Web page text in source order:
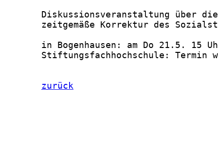
       Diskussionsveranstaltung über die
zeitgemäße Korrektur des
in Bogenhausen: am Do 21.5. 15
Stiftungsfachhochschule: Termin
zurück